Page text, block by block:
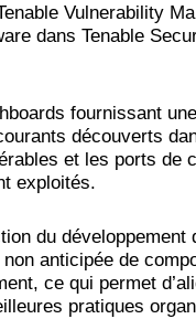
Vulnerability
dans Tenable
fournissant
découverts
et les ports de
exploités.
du
anticipée de
ce qui permet
pratiques